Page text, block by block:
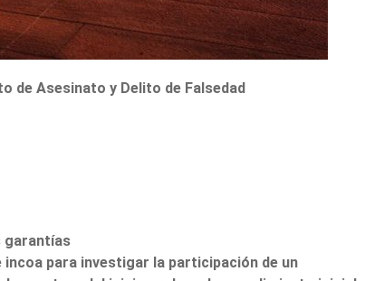
de Asesinato y Delito de Falsedad
garantías
para investigar la participación de un